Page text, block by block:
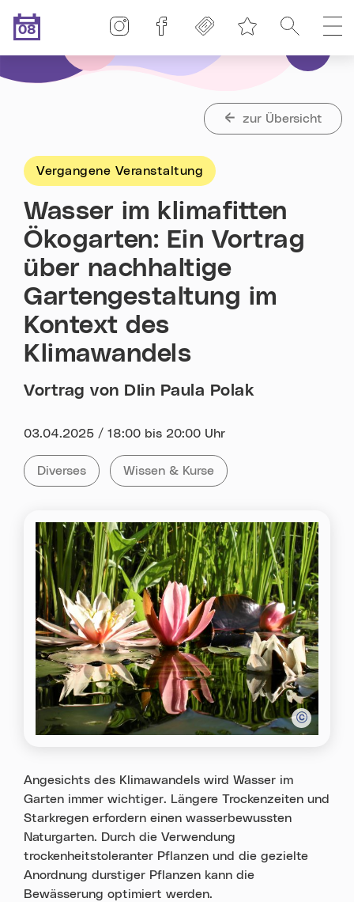
Heute ist der
08
Suche
Freikarten
Linz-Termine auf Facebook
Linz-Termine auf Instagram
zur Übersicht
Vergangene Veranstaltung
Wasser im klimafitten
Ökogarten: Ein Vortrag
über nachhaltige
Gartengestaltung im
Kontext des
Klimawandels
Vortrag von DIin Paula Polak
Datum:
03.04.2025 / 18:00 bis 20:00 Uhr
Kategorie:
Alle Veranstaltungen der Kategorie
Diverses Tag:Alle Veranstaltungen mit dem Tag
Wissen & Kurse
Angesichts des Klimawandels wird Wasser im
Garten immer wichtiger. Längere Trockenzeiten und
Starkregen erfordern einen wasserbewussten
Naturgarten. Durch die Verwendung
trockenheitstoleranter Pflanzen und die gezielte
Anordnung durstiger Pflanzen kann die
Bewässerung optimiert werden.